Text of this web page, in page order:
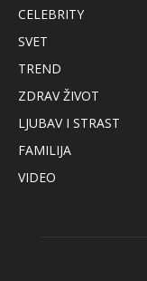
CELEBRITY
SVET
TREND
ZDRAV ŽIVOT
LJUBAV I STRAST
FAMILIJA
VIDEO